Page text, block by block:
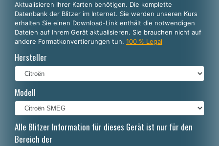
English
Español
Português
Français
Italiano
Polski
Nederlands
Dansk
Aktualisieren Ihrer Karten benötigen. Die komplette
Datenbank der Blitzer im Internet. Sie werden unseren Kurs
erhalten Sie einen Download-Link enthält die notwendigen
Dateien auf Ihrem Gerät aktualisieren. Sie brauchen nicht auf
andere Formatkonvertierungen tun. 100 % Legal
Hersteller
Modell
Alle Blitzer Information für dieses Gerät ist nur für den
Bereich der